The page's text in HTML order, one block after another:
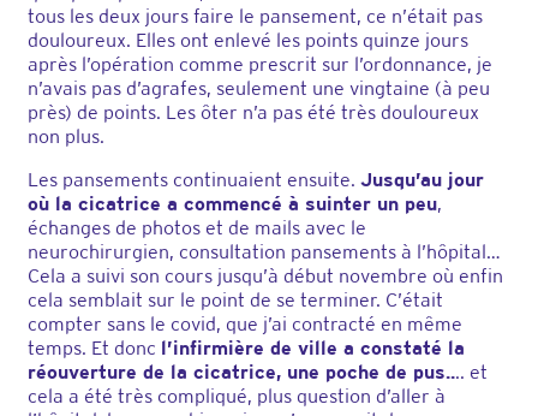
tous les deux jours faire le pansement, ce n’était pas
douloureux. Elles ont enlevé les points quinze jours
après l’opération comme prescrit sur l’ordonnance, je
n’avais pas d’agrafes, seulement une vingtaine (à peu
près) de points. Les ôter n’a pas été très douloureux
non plus.
Les pansements continuaient ensuite. Jusqu’au jour
où la cicatrice a commencé à suinter un peu,
échanges de photos et de mails avec le
neurochirurgien, consultation pansements à l’hôpital…
Cela a suivi son cours jusqu’à début novembre où enfin
cela semblait sur le point de se terminer. C’était
compter sans le covid, que j’ai contracté en même
temps. Et donc l’infirmière de ville a constaté la
réouverture de la cicatrice, une poche de pus.... et
cela a été très compliqué, plus question d’aller à